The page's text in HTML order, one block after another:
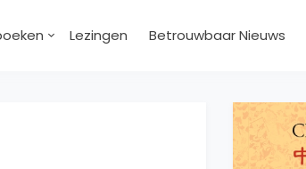
Lezingen Betrouwbaar Nieuws